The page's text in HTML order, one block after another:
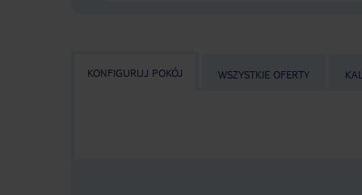
KONFIGURUJ POKÓJ WSZYSTKIE OFERTY